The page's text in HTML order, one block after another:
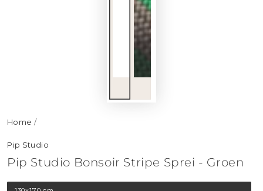
Home /
Pip Studio
Pip Studio Bonsoir Stripe Sprei - Groen